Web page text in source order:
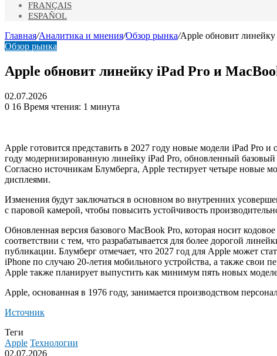
FRANÇAIS
ESPAÑOL
Главная/Аналитика и мнения/Обзор рынка/Apple обновит
Обзор рынка
Apple обновит линейку iPad Pro и
02.07.2026
0 16 Время чтения: 1 минута
Apple готовится представить в 2027 году новые модели iPad Pro
году модернизированную линейку iPad Pro, обновленный
Согласно источникам Блумберга, Apple тестирует четыре
дисплеями.
Изменения будут заключаться в основном во внутренних
с паровой камерой, чтобы повысить устойчивость
Обновленная версия базового MacBook Pro, которая носит
соответствии с тем, что разрабатывается для более дорогой
публикации. Блумберг отмечает, что 2027 год для Apple может
iPhone по случаю 20-летия мобильного устройства, а также свои
Apple также планирует выпустить как минимум пять новых
Apple, основанная в 1976 году, занимается производством
Источник
Теги
Apple Технологии
02.07.2026